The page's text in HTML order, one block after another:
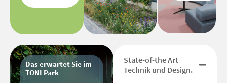
Das erwartet Sie im
TONI Park
State-of-the Art
Technik und Design.